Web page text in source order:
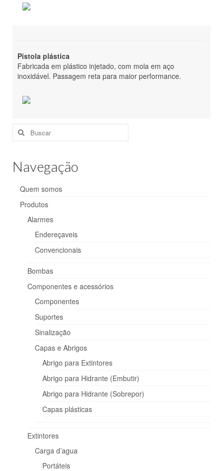
Pistola plástica
Fabricada em plástico injetado, com mola em aço
inoxidável. Passagem reta para maior performance.
Buscar
por:
Navegação
Quem somos
Produtos
Alarmes
Endereçaveis
Convencionais
Bombas
Componentes e acessórios
Componentes
Suportes
Sinalização
Capas e Abrigos
Abrigo para Extintores
Abrigo para Hidrante (Embutir)
Abrigo para Hidrante (Sobrepor)
Capas plásticas
Extintores
Carga d’agua
Portáteis